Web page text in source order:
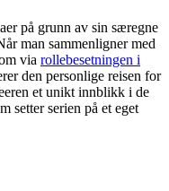
på grunn av sin særegne
man sammenligner med
via rollebesetningen i
den personlige reisen for
et unikt innblikk i de
setter serien på et eget